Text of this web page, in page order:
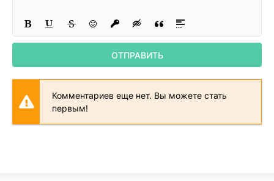
ОТПРАВИТЬ
Комментариев еще нет. Вы можете стать
первым!